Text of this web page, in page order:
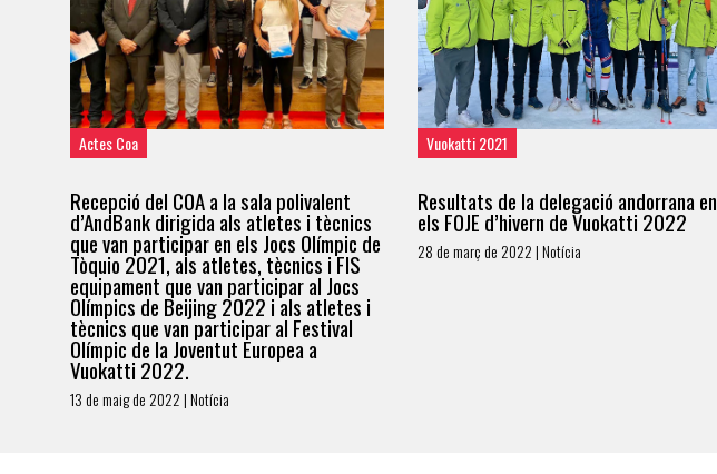
Actes Coa
Recepció del COA a la sala polivalent
d’AndBank dirigida als atletes i tècnics
que van participar en els Jocs Olímpic de
Tòquio 2021, als atletes, tècnics i FIS
equipament que van participar al Jocs
Olímpics de Beijing 2022 i als atletes i
tècnics que van participar al Festival
Olímpic de la Joventut Europea a
Vuokatti 2022.
13 de maig de 2022 | Notícia
Vuokatti 2021
Resultats de la delegació andorrana en
els FOJE d’hivern de Vuokatti 2022
28 de març de 2022 | Notícia